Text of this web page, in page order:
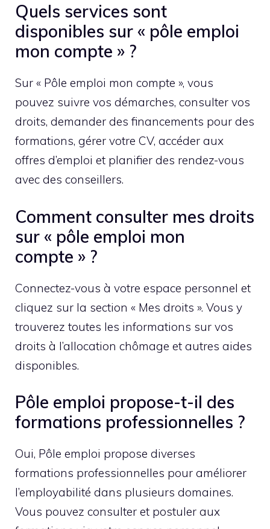
Quels services sont
disponibles sur « pôle emploi
mon compte » ?
Sur « Pôle emploi mon compte », vous
pouvez suivre vos démarches, consulter vos
droits, demander des financements pour des
formations, gérer votre CV, accéder aux
offres d’emploi et planifier des rendez-vous
avec des conseillers.
Comment consulter mes droits
sur « pôle emploi mon
compte » ?
Connectez-vous à votre espace personnel et
cliquez sur la section « Mes droits ». Vous y
trouverez toutes les informations sur vos
droits à l’allocation chômage et autres aides
disponibles.
Pôle emploi propose-t-il des
formations professionnelles ?
Oui, Pôle emploi propose diverses
formations professionnelles pour améliorer
l’employabilité dans plusieurs domaines.
Vous pouvez consulter et postuler aux